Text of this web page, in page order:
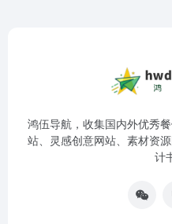
鸿伍导航，收集国内外优秀
站、灵感创意网站、素材资
计